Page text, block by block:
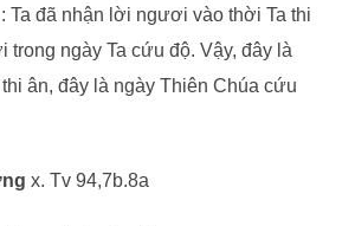
Ta đã nhận lời ngươi vào thời Ta thi
trong ngày Ta cứu độ. Vậy, đây là
ân, đây là ngày Thiên Chúa cứu
x. Tv 94,7b.8a